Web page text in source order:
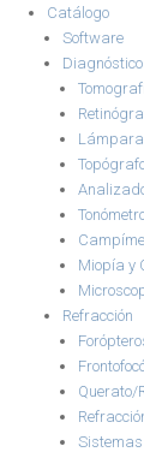
Catálogo
Software
Diagnóstico
Miopía y
Refracción
Querato/
Sistemas